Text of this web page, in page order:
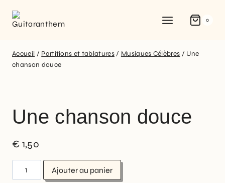
0
Accueil / Partitions et tablatures / Musiques Célèbres / Une
chanson douce
Une chanson douce
€ 1,50
Ajouter au panier